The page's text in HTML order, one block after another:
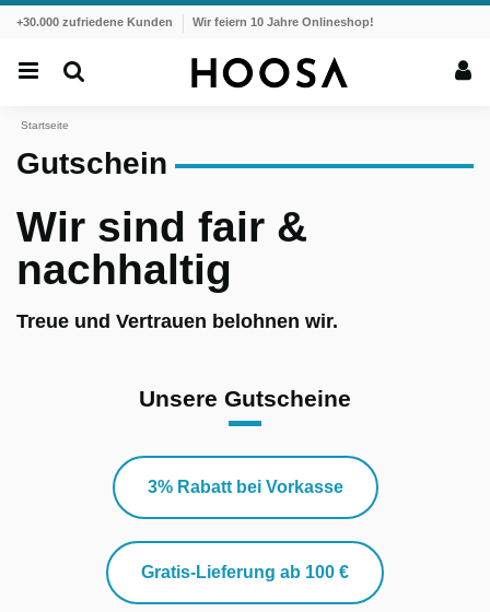
+30.000 zufriedene Kunden Wir feiern 10 Jahre Onlineshop!
Startseite
Gutschein
Wir sind fair &
nachhaltig
Treue und Vertrauen belohnen wir.
Unsere Gutscheine
3% Rabatt bei Vorkasse
Gratis-Lieferung ab 100 €